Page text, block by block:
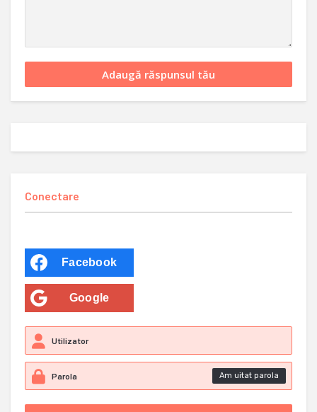
Conectare
Facebook
Google
Am uitat parola